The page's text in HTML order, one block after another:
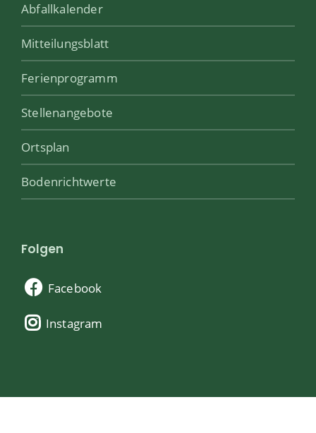
Abfallkalender
Mitteilungsblatt
Ferienprogramm
Stellenangebote
Ortsplan
Bodenrichtwerte
Folgen
Facebook
Instagram